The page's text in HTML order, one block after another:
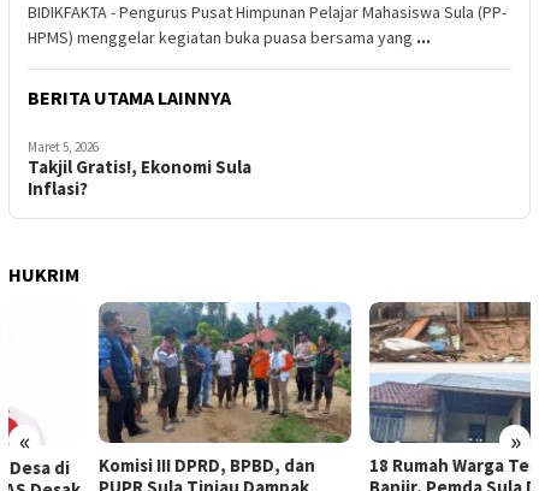
BIDIKFAKTA - Pengurus Pusat Himpunan Pelajar Mahasiswa Sula (PP-
HPMS) menggelar kegiatan buka puasa bersama yang ...
BERITA UTAMA LAINNYA
Maret 5, 2026
Takjil Gratis!, Ekonomi Sula
Inflasi?
HUKRIM
« »
Komisi III DPRD, BPBD, dan
18 Rumah Warga Terendam